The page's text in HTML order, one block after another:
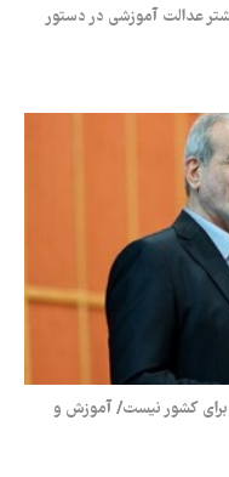
عدالت آموزشی در دستور
برای کشور نیست/ آموزش و